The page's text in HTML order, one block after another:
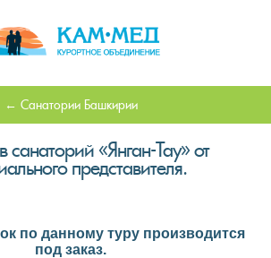
Санатории Башкирии
санаторий «Янган-Тау» от
представителя.
по данному туру производится
под заказ.